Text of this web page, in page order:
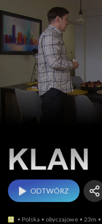
ODTWÓRZ
Polska obyczajowe 23m